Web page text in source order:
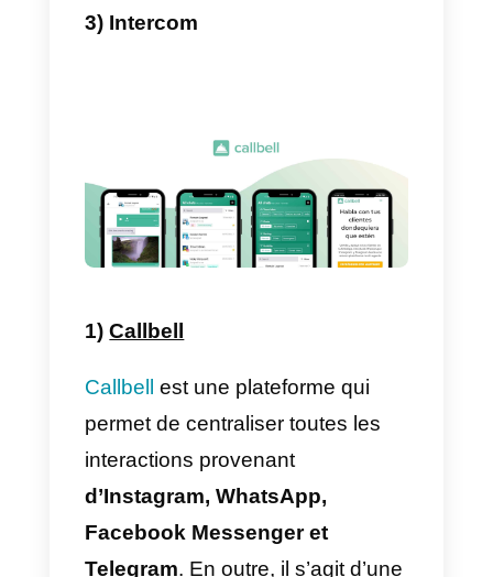
service client sur les réseaux
communication direct et
accessible pour le public.
1)Callbell
2) Zendesk
3) Intercom